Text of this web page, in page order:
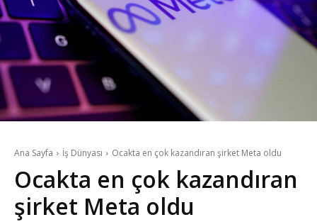
Ana Sayfa İş Dünyası Ocakta en çok kazandıran şirket Meta oldu
Ocakta en çok kazandıran
şirket Meta oldu